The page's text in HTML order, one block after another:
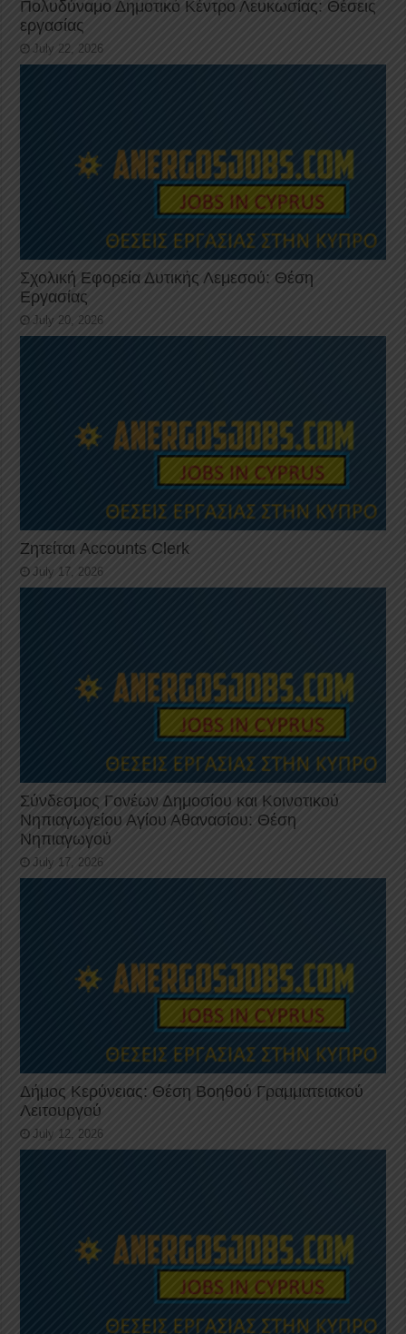
Πολυδύναμο Δημοτικό Κέντρο Λευκωσίας: Θέσεις
εργασίας
July 22, 2026
Σχολική Εφορεία Δυτικής Λεμεσού: Θέση
Εργασίας
July 20, 2026
Ζητείται Accounts Clerk
July 17, 2026
Σύνδεσμος Γονέων Δημοσίου και Κοινοτικού
Νηπιαγωγείου Αγίου Αθανασίου: Θέση
Νηπιαγωγού
July 17, 2026
Δήμος Κερύνειας: Θέση Βοηθού Γραμματειακού
Λειτουργού
July 12, 2026